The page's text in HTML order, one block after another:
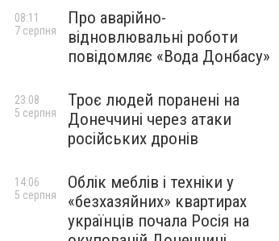
Про аварійно-
відновлювальні роботи
повідомляє «Вода Донбасу»
08:11
7 серпня
Троє людей поранені на
Донеччині через атаки
російських дронів
23:08
5 серпня
Облік меблів і техніки у
«безхазяйних» квартирах
українців почала Росія на
14:06
5 серпня